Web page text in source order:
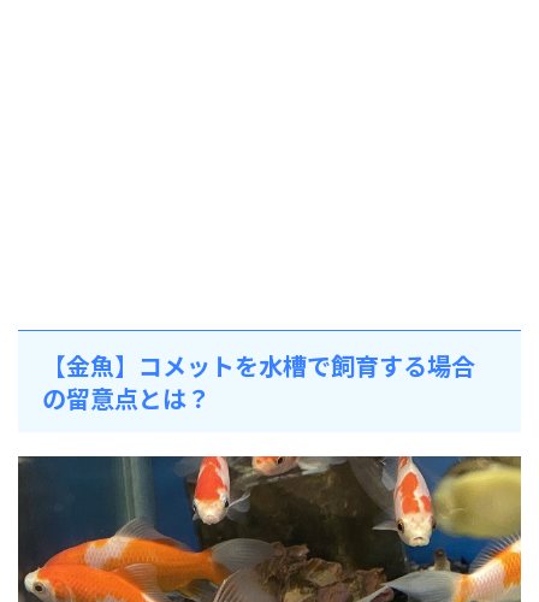
【金魚】コメットを水槽で飼育する場合
の留意点とは？